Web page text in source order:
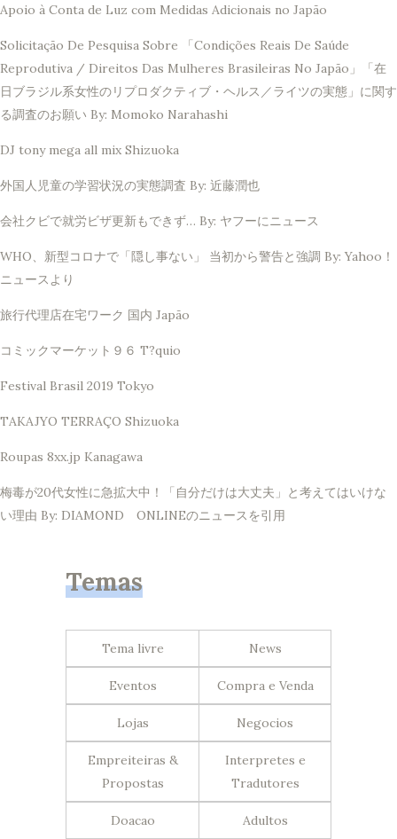
Apoio à Conta de Luz com Medidas Adicionais no Japão
Solicitação De Pesquisa Sobre 「Condições Reais De Saúde
Reprodutiva / Direitos Das Mulheres Brasileiras No Japão」「在
日ブラジル系女性のリプロダクティブ・ヘルス／ライツの実態」に関す
る調査のお願い By: Momoko Narahashi
DJ tony mega all mix Shizuoka
外国人児童の学習状況の実態調査 By: 近藤潤也
会社クビで就労ビザ更新もできず… By: ヤフーにニュース
WHO、新型コロナで「隠し事ない」 当初から警告と強調 By: Yahoo！
ニュースより
旅行代理店在宅ワーク 国内 Japão
コミックマーケット９６ T?quio
Festival Brasil 2019 Tokyo
TAKAJYO TERRAÇO Shizuoka
Roupas 8xx.jp Kanagawa
梅毒が20代女性に急拡大中！「自分だけは大丈夫」と考えてはいけな
い理由 By: DIAMOND ONLINEのニュースを引用
Temas
Tema livre News
Eventos Compra e Venda
Lojas Negocios
Empreiteiras &
Propostas
Interpretes e
Tradutores
Doacao Adultos